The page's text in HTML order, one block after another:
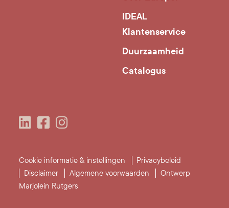
IDEAL
Klantenservice
Duurzaamheid
Catalogus
Cookie informatie & instellingen
Privacybeleid
Disclaimer
Algemene voorwaarden
Ontwerp
Marjolein Rutgers